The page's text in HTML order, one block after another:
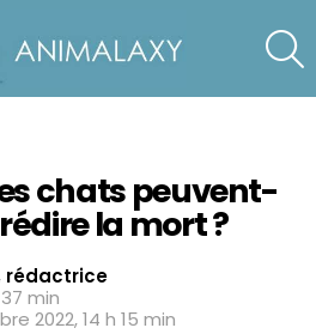
chats peuvent-
la mort ?
rédactrice
min
2022, 14 h 15 min